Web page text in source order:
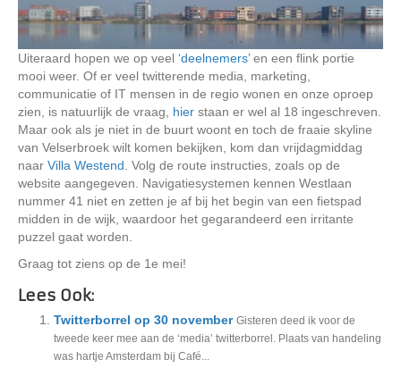
Uiteraard hopen we op veel ‘deelnemers’en een flink portie
mooi weer. Of er veel twitterende media, marketing,
communicatie of IT mensen in de regio wonen en onze oproep
zien, is natuurlijk de vraag, hier staan er wel al 18 ingeschreven.
Maar ook als je niet in de buurt woont en toch de fraaie skyline
van Velserbroek wilt komen bekijken, kom dan vrijdagmiddag
naar Villa Westend . Volg de route instructies, zoals op de
website aangegeven. Navigatiesystemen kennen Westlaan
nummer 41 niet en zetten je af bij het begin van een fietspad
midden in de wijk, waardoor het gegarandeerd een irritante
puzzel gaat worden.
Graag tot ziens op de 1e mei!
Lees Ook:
Twitterborrel op 30 november Gisteren deed ik voor de
tweede keer mee aan de ‘media’ twitterborrel. Plaats van handeling
was hartje Amsterdam bij Café...